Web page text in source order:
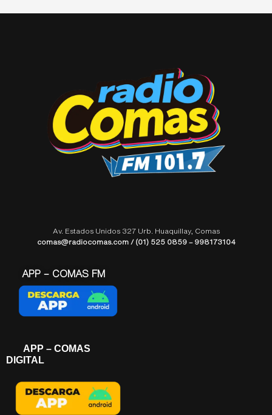
Av. Estados Unidos 327 Urb. Huaquillay, Comas
comas@radiocomas.com / (01) 525 0859 – 998173104
APP – COMAS FM
APP – COMAS
DIGITAL